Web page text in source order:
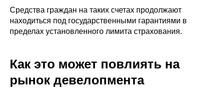
Средства граждан на таких счетах продолжают
находиться под государственными гарантиями в
пределах установленного лимита страхования.
Как это может повлиять на
рынок девелопмента